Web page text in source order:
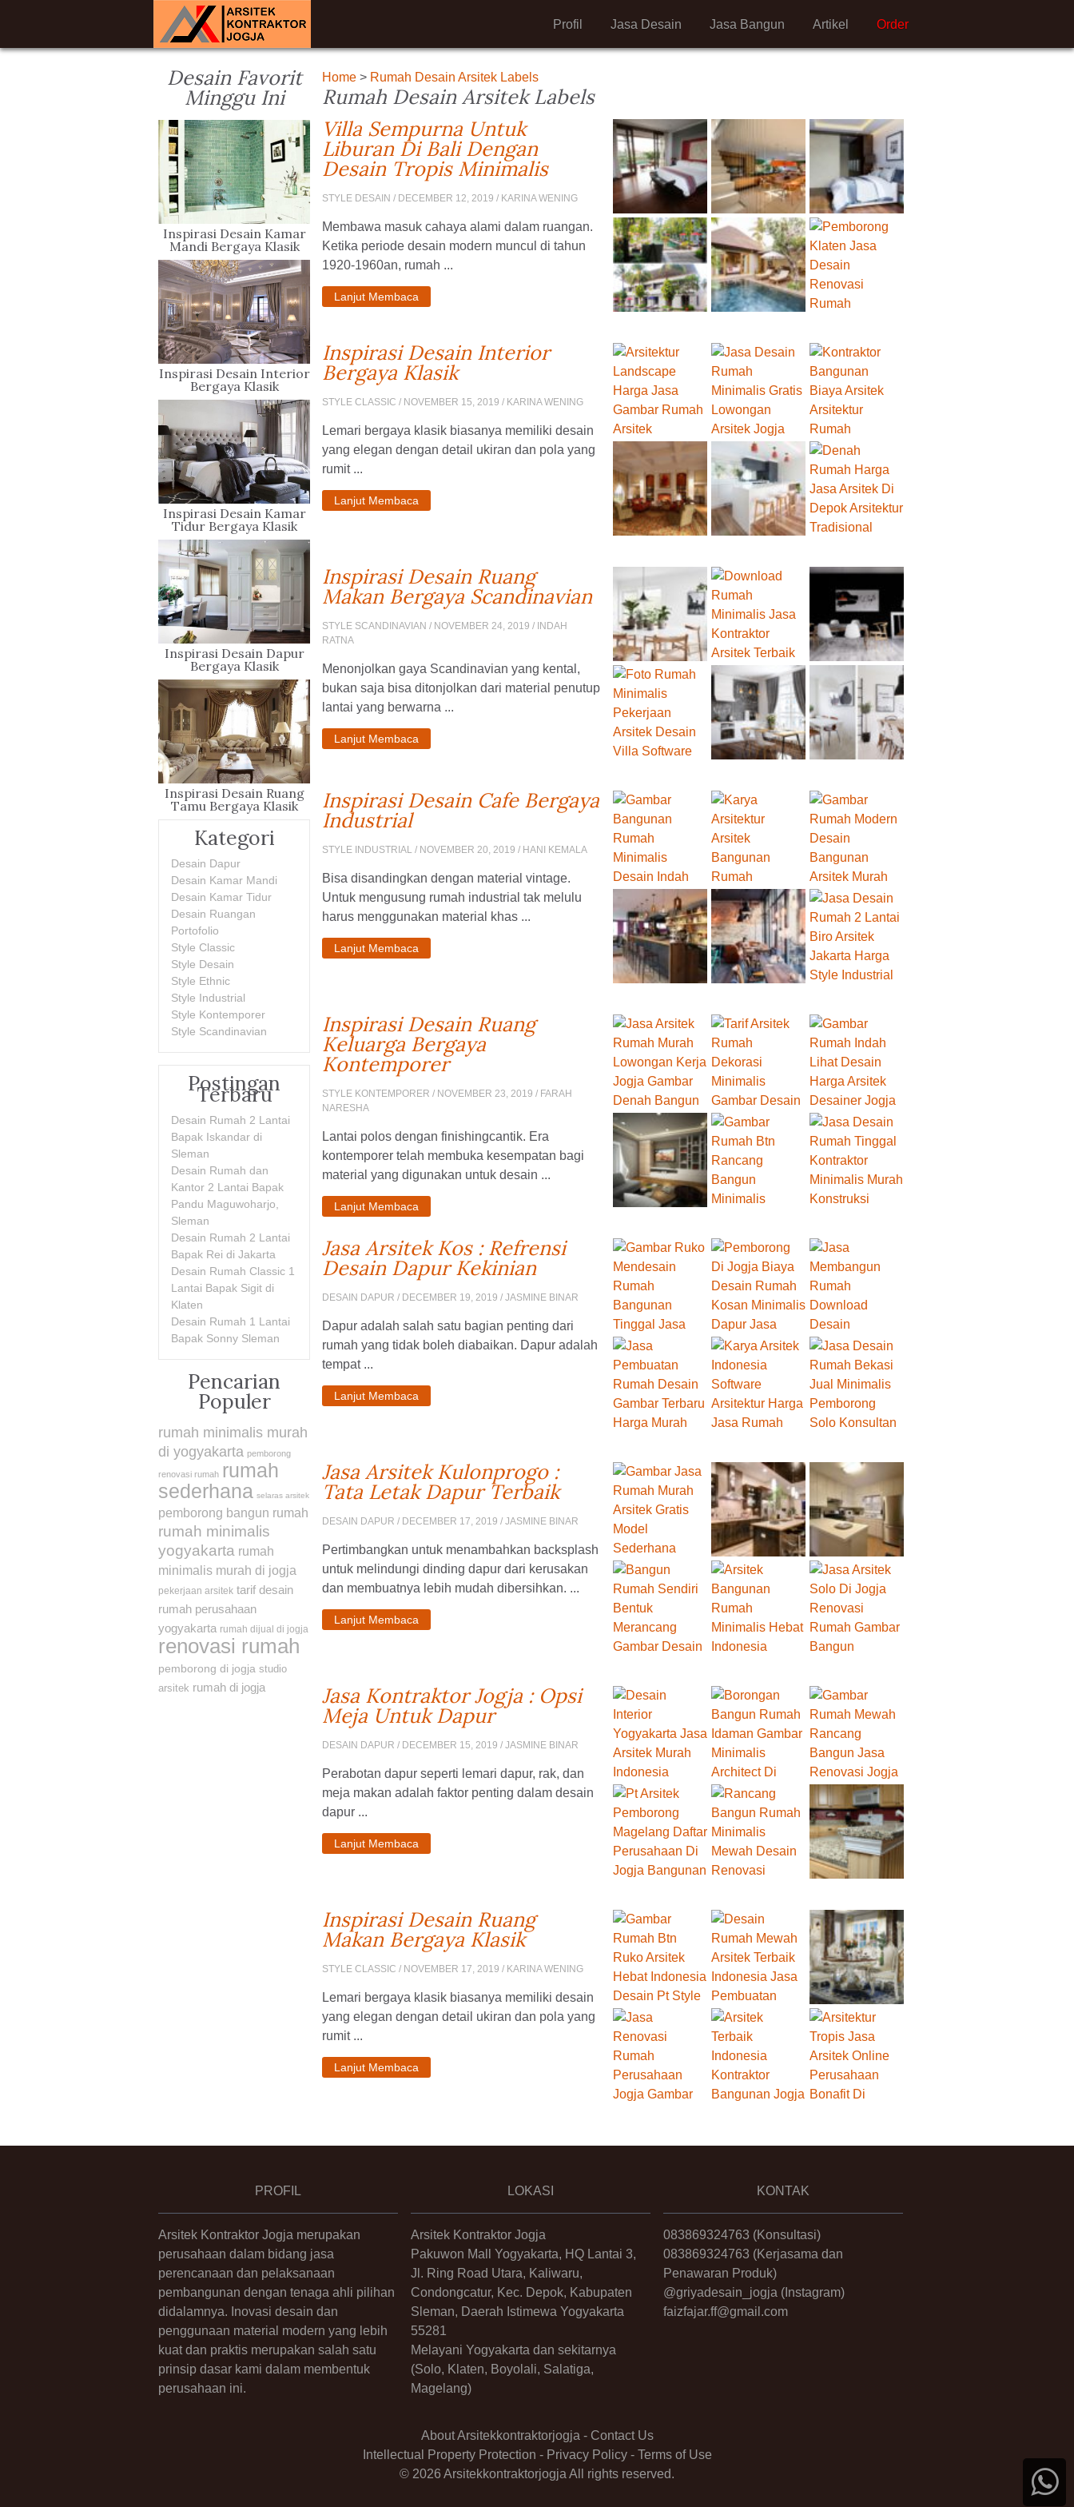
Order
Artikel
Jasa Bangun
Jasa Desain
Profil
Home > Rumah Desain Arsitek Labels
Rumah Desain Arsitek Labels
Villa Sempurna Untuk
Liburan Di Bali Dengan
Desain Tropis Minimalis
STYLE DESAIN / DECEMBER 12, 2019 / KARINA WENING
Membawa masuk cahaya alami dalam ruangan.
Ketika periode desain modern muncul di tahun
1920-1960an, rumah ...
Lanjut Membaca
Inspirasi Desain Interior
Bergaya Klasik
STYLE CLASSIC / NOVEMBER 15, 2019 / KARINA WENING
Lemari bergaya klasik biasanya memiliki desain
yang elegan dengan detail ukiran dan pola yang
rumit ...
Lanjut Membaca
Inspirasi Desain Ruang
Makan Bergaya Scandinavian
STYLE SCANDINAVIAN / NOVEMBER 24, 2019 / INDAH
RATNA
Menonjolkan gaya Scandinavian yang kental,
bukan saja bisa ditonjolkan dari material penutup
lantai yang berwarna ...
Lanjut Membaca
Inspirasi Desain Cafe Bergaya
Industrial
STYLE INDUSTRIAL / NOVEMBER 20, 2019 / HANI KEMALA
Bisa disandingkan dengan material vintage.
Untuk mengusung rumah industrial tak melulu
harus menggunakan material khas ...
Lanjut Membaca
Inspirasi Desain Ruang
Keluarga Bergaya
Kontemporer
STYLE KONTEMPORER / NOVEMBER 23, 2019 / FARAH
NARESHA
Lantai polos dengan finishingcantik. Era
kontemporer telah membuka kesempatan bagi
material yang digunakan untuk desain ...
Lanjut Membaca
Jasa Arsitek Kos : Refrensi
Desain Dapur Kekinian
DESAIN DAPUR / DECEMBER 19, 2019 / JASMINE BINAR
Dapur adalah salah satu bagian penting dari
rumah yang tidak boleh diabaikan. Dapur adalah
tempat ...
Lanjut Membaca
Jasa Arsitek Kulonprogo :
Tata Letak Dapur Terbaik
DESAIN DAPUR / DECEMBER 17, 2019 / JASMINE BINAR
Pertimbangkan untuk menambahkan backsplash
untuk melindungi dinding dapur dari kerusakan
dan membuatnya lebih mudah dibersihkan. ...
Lanjut Membaca
Jasa Kontraktor Jogja : Opsi
Meja Untuk Dapur
DESAIN DAPUR / DECEMBER 15, 2019 / JASMINE BINAR
Perabotan dapur seperti lemari dapur, rak, dan
meja makan adalah faktor penting dalam desain
dapur ...
Lanjut Membaca
Inspirasi Desain Ruang
Makan Bergaya Klasik
STYLE CLASSIC / NOVEMBER 17, 2019 / KARINA WENING
Lemari bergaya klasik biasanya memiliki desain
yang elegan dengan detail ukiran dan pola yang
rumit ...
Lanjut Membaca
Desain Favorit
Minggu Ini
Inspirasi Desain Kamar
Mandi Bergaya Klasik
Inspirasi Desain Interior
Bergaya Klasik
Inspirasi Desain Kamar
Tidur Bergaya Klasik
Inspirasi Desain Dapur
Bergaya Klasik
Inspirasi Desain Ruang
Tamu Bergaya Klasik
Kategori
Desain Dapur
Desain Kamar Mandi
Desain Kamar Tidur
Desain Ruangan
Portofolio
Style Classic
Style Desain
Style Ethnic
Style Industrial
Style Kontemporer
Style Scandinavian
Postingan
Terbaru
Desain Rumah 2 Lantai
Bapak Iskandar di
Sleman
Desain Rumah dan
Kantor 2 Lantai Bapak
Pandu Maguwoharjo,
Sleman
Desain Rumah 2 Lantai
Bapak Rei di Jakarta
Desain Rumah Classic 1
Lantai Bapak Sigit di
Klaten
Desain Rumah 1 Lantai
Bapak Sonny Sleman
Pencarian
Populer
rumah minimalis murah
di yogyakarta pemborong
renovasi rumah rumah
sederhana selaras arsitek
pemborong bangun rumah
rumah minimalis
yogyakarta rumah
minimalis murah di jogja
pekerjaan arsitek tarif desain
rumah perusahaan
yogyakarta rumah dijual di jogja
renovasi rumah
pemborong di jogja studio
arsitek rumah di jogja
PROFIL
Arsitek Kontraktor Jogja merupakan
perusahaan dalam bidang jasa
perencanaan dan pelaksanaan
pembangunan dengan tenaga ahli pilihan
didalamnya. Inovasi desain dan
penggunaan material modern yang lebih
kuat dan praktis merupakan salah satu
prinsip dasar kami dalam membentuk
perusahaan ini.
LOKASI
Arsitek Kontraktor Jogja
Pakuwon Mall Yogyakarta, HQ Lantai 3,
Jl. Ring Road Utara, Kaliwaru,
Condongcatur, Kec. Depok, Kabupaten
Sleman, Daerah Istimewa Yogyakarta
55281
Melayani Yogyakarta dan sekitarnya
(Solo, Klaten, Boyolali, Salatiga,
Magelang)
KONTAK
083869324763 (Konsultasi)
083869324763 (Kerjasama dan
Penawaran Produk)
@griyadesain_jogja (Instagram)
faizfajar.ff@gmail.com
About Arsitekkontraktorjogja - Contact Us
Intellectual Property Protection - Privacy Policy- Terms of Use
© 2026 Arsitekkontraktorjogja All rights reserved.